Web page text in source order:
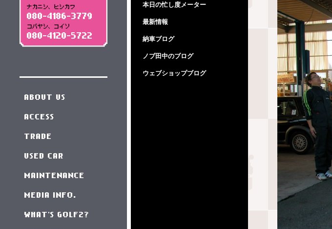
本日の忙し度メーター
最新情報
納車ブログ
ノブ田中のブログ
ウェブショップブログ
ナカニシ、ヒシカワ
080-4186-3779
コバヤシ、コイソ
080-4120-5722
ABOUT US
ACCESS
TRADE
USED CAR
MAINTENANCE
MEDIA INFO.
WHAT'S GOLF2?